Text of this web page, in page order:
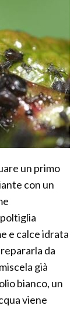
un primo
con un
e calce idrata
da
già
bianco, un
viene